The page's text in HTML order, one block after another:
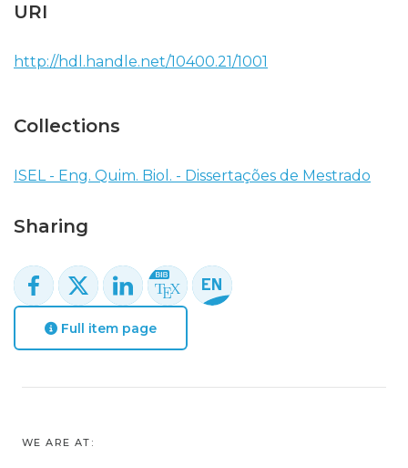
URI
http://hdl.handle.net/10400.21/1001
Collections
ISEL - Eng. Quim. Biol. - Dissertações de Mestrado
Sharing
Full item page
WE ARE AT: